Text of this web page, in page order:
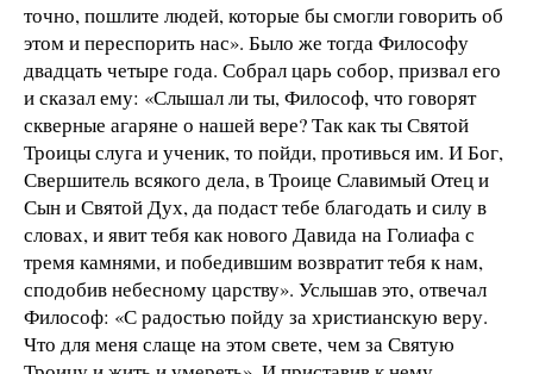
точно, пошлите людей, которые бы смогли говорить об
этом и переспорить нас». Было же тогда Философу
двадцать четыре года. Собрал царь собор, призвал его
и сказал ему: «Слышал ли ты, Философ, что говорят
скверные агаряне о нашей вере? Так как ты Святой
Троицы слуга и ученик, то пойди, противься им. И Бог,
Свершитель всякого дела, в Троице Славимый Отец и
Сын и Святой Дух, да подаст тебе благодать и силу в
словах, и явит тебя как нового Давида на Голиафа с
тремя камнями, и победившим возвратит тебя к нам,
сподобив небесному царству». Услышав это, отвечал
Философ: «С радостью пойду за христианскую веру.
Что для меня слаще на этом свете, чем за Святую